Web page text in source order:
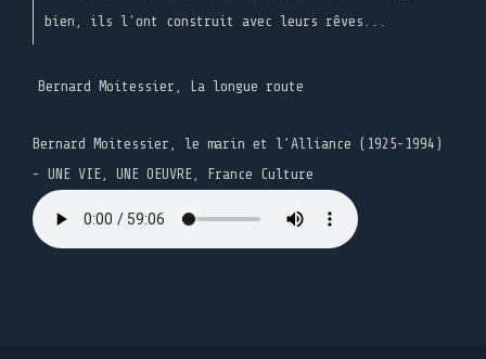
bien, ils l'ont construit avec leurs rêves...
Bernard Moitessier, La longue route
Bernard Moitessier, le marin et l’Alliance (1925-1994)
- UNE VIE, UNE OEUVRE, France Culture